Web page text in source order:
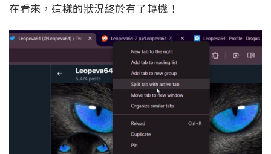
在看來，這樣的狀況終於有了轉機！